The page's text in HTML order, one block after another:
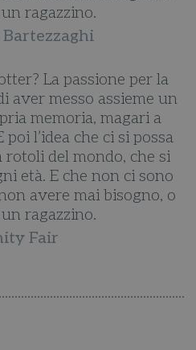
ragazzino.
La passione per la
aver messo assieme un
memoria, magari a
l’idea che ci si possa
rotoli del mondo, che si
età. E che non ci sono
avere mai bisogno, o
ragazzino.
Fair